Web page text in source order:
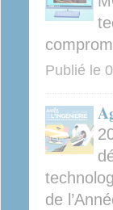
Publié le
de